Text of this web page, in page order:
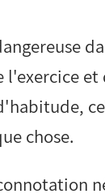
et
chose.